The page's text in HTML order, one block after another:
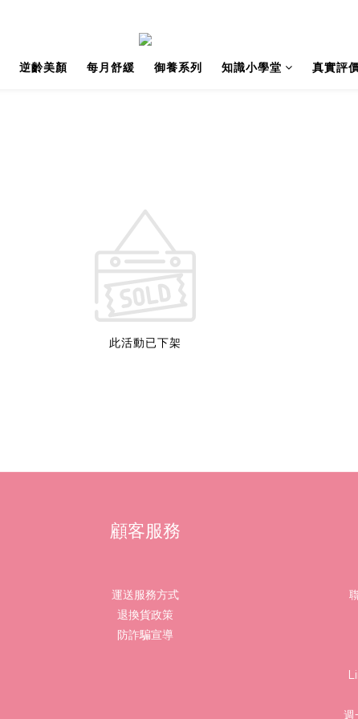
逆齡美顏 每月舒緩 御養系列 知識小學堂 真實評
此活動已下架
顧客服務
運送服務方式
退換貨政策
防詐騙宣導
週